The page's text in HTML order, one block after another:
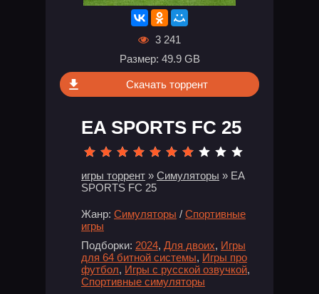
3 241
Размер: 49.9 GB
Скачать торрент
EA SPORTS FC 25
игры торрент » Симуляторы » EA
SPORTS FC 25
Жанр: Симуляторы / Спортивные
игры
Подборки: 2024, Для двоих, Игры
для 64 битной системы, Игры про
футбол, Игры с русской озвучкой,
Спортивные симуляторы